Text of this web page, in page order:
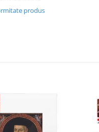
produs